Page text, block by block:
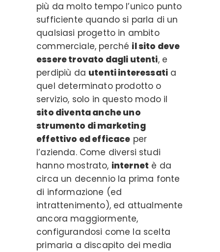
più da molto tempo l’unico punto
sufficiente quando si parla di un
qualsiasi progetto in ambito
commerciale, perché il sito deve
essere trovato dagli utenti, e
perdipiù da utenti interessati a
quel determinato prodotto o
servizio, solo in questo modo il
sito diventa anche uno
strumento di marketing
effettivo ed efficace per
l’azienda. Come diversi studi
hanno mostrato, internet è da
circa un decennio la prima fonte
di informazione (ed
intrattenimento), ed attualmente
ancora maggiormente,
configurandosi come la scelta
primaria a discapito dei media